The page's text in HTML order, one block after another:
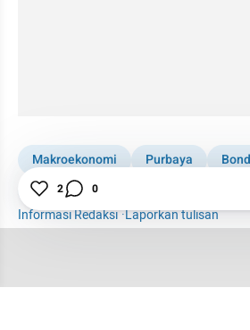
Makroekonomi Purbaya
Obligasi
Informasi Redaksi·Laporkan tulisan
2 0